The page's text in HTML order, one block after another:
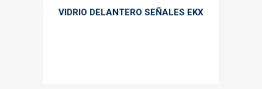
VIDRIO DELANTERO SEÑALES EKX